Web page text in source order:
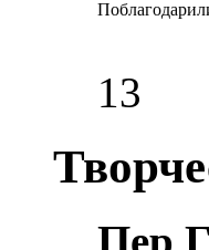
13